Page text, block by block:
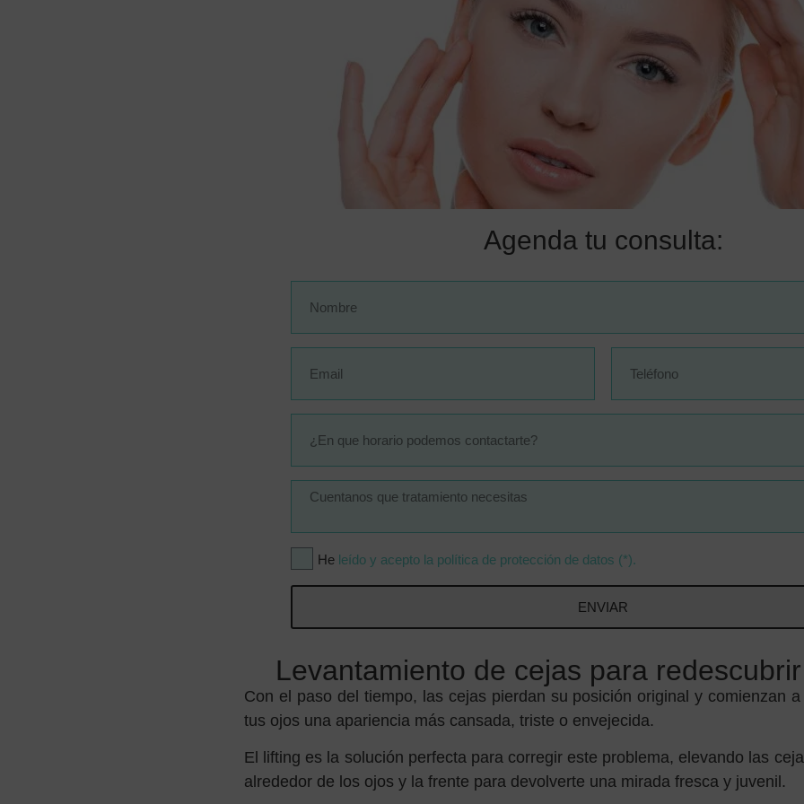
Agenda tu consulta:
He leído y acepto la política de protección de datos (*).
ENVIAR
Levantamiento de cejas para
Con el paso del tiempo, las cejas pierdan su posición original y comienzan
tus ojos una apariencia más cansada, triste o envejecida.
El lifting es la solución perfecta para corregir este problema, elevando las
alrededor de los ojos y la frente para devolverte una mirada fresca y juvenil.